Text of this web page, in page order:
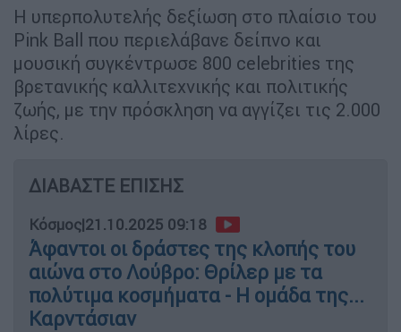
Η υπερπολυτελής δεξίωση στο πλαίσιο του
Pink Ball που περιελάβανε δείπνο και
μουσική συγκέντρωσε 800 celebrities της
βρετανικής καλλιτεχνικής και πολιτικής
ζωής, με την πρόσκληση να αγγίζει τις 2.000
λίρες.
ΔΙΑΒΑΣΤΕ ΕΠΙΣΗΣ
Κόσμος|21.10.2025 09:18
Άφαντοι οι δράστες της κλοπής του
αιώνα στο Λούβρο: Θρίλερ με τα
πολύτιμα κοσμήματα - Η ομάδα της...
Καρντάσιαν